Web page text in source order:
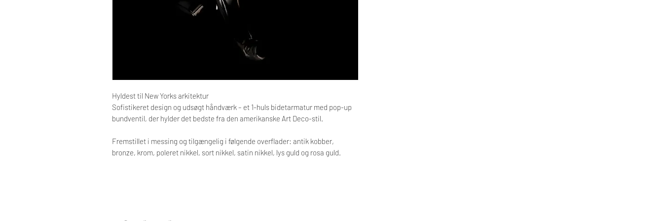
Hyldest til New Yorks arkitektur
Sofistikeret design og udsøgt håndværk – et 1-huls bidetarmatur med pop-up
bundventil, der hylder det bedste fra den amerikanske Art Deco-stil.
Fremstillet i messing og tilgængelig i følgende overflader: antik kobber,
bronze, krom, poleret nikkel, sort nikkel, satin nikkel, lys guld og rosa guld.